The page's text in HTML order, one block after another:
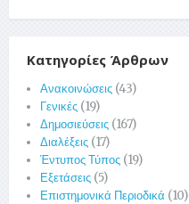
Κατηγορίες Άρθρων
Ανακοινώσεις (43)
Γενικές (19)
Δημοσιεύσεις (167)
Διαλέξεις (17)
Έντυπος Τύπος (19)
Εξετάσεις (5)
Επιστημονικά Περιοδικά (10)